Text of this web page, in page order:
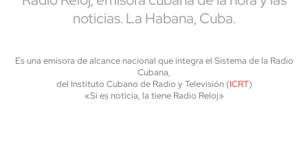
noticias. La Habana, Cuba.
Es una emisora de alcance nacional que integra el Sistema de la Radio
Cubana,
del Instituto Cubano de Radio y Televisión (ICRT)
«Si es noticia, la tiene Radio Reloj»